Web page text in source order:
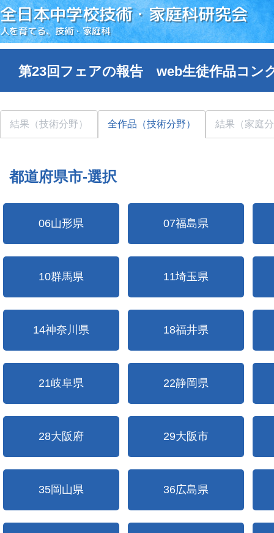
全日本中学校技術・家庭科研究会
人を育てる、技術・家庭科
第23回フェアの報告 web生徒作品コン
結果（技術分野） 全作品（技術分野） 結果（家庭
都道府県市-選択
06山形県 07福島県
10群馬県 11埼玉県
14神奈川県 18福井県
21岐阜県 22静岡県
28大阪府 29大阪市
35岡山県 36広島県